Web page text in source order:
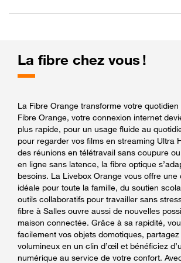
La fibre chez vous !
La Fibre Orange transforme votre quotidien
Fibre Orange, votre connexion internet
plus rapide, pour un usage fluide au
pour regarder vos films en streaming Ultra
des réunions en télétravail sans coupure
en ligne sans latence, la fibre optique
besoins. La Livebox Orange vous offre une
idéale pour toute la famille, du soutien
outils collaboratifs pour travailler sans
fibre à Salles ouvre aussi de nouvelles
maison connectée. Grâce à sa rapidité,
facilement vos objets domotiques,
volumineux en un clin d’œil et bénéficiez
numérique au service de votre confort.